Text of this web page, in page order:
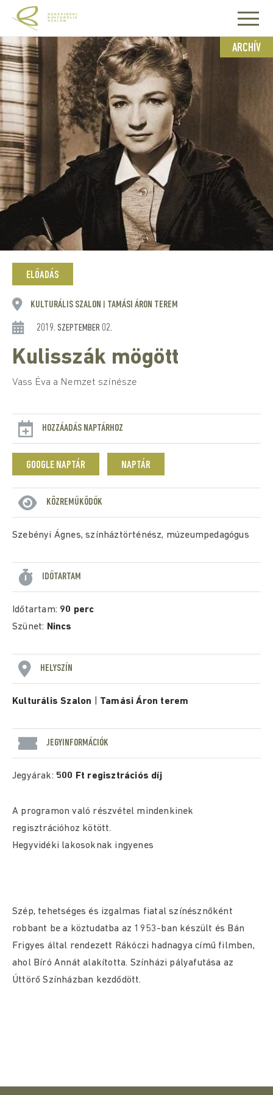
ARCHÍV
ELŐADÁS
KULTURÁLIS SZALON TAMÁSI ÁRON TEREM
2019. SZEPTEMBER 02.
Kulisszák mögött
Vass Éva a Nemzet színésze
HOZZÁADÁS NAPTÁRHOZ
GOOGLE NAPTÁR NAPTÁR
KÖZREMŰKÖDŐK
Szebényi Ágnes, színháztörténész, múzeumpedagógus
IDŐTARTAM
Időtartam: 90 perc
Szünet: Nincs
HELYSZÍN
Kulturális Szalon Tamási Áron terem
JEGYINFORMÁCIÓK
Jegyárak: 500 Ft regisztrációs díj
A programon való részvétel mindenkinek
regisztrációhoz kötött.
Hegyvidéki lakosoknak ingyenes
Szép, tehetséges és izgalmas fiatal színésznőként
robbant be a köztudatba az 1953-ban készült és Bán
Frigyes által rendezett Rákóczi hadnagya című filmben,
ahol Bíró Annát alakította. Színházi pályafutása az
Úttörő Színházban kezdődött.